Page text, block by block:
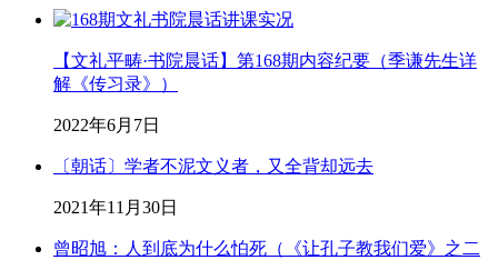
【文礼平畴·书院晨话】第168期内容纪要（季谦先生详
解《传习录》）
2022年6月7日
〔朝话〕学者不泥文义者，又全背却远去
2021年11月30日
曾昭旭：人到底为什么怕死（《让孔子教我们爱》之二